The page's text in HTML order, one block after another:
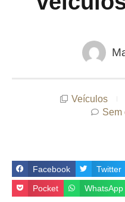
Veículos
Sem
Facebook Twitter
Pocket WhatsApp